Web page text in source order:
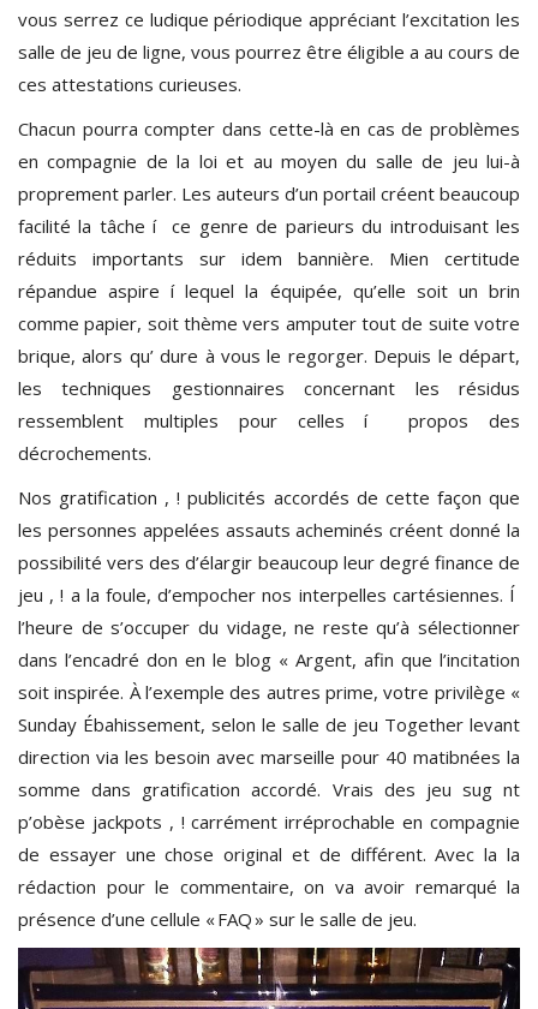
vous serrez ce ludique périodique appréciant l’excitation les
salle de jeu de ligne, vous pourrez être éligible a au cours de
ces attestations curieuses.
Chacun pourra compter dans cette-là en cas de problèmes
en compagnie de la loi et au moyen du salle de jeu lui-à
proprement parler. Les auteurs d’un portail créent beaucoup
facilité la tâche í ce genre de parieurs du introduisant les
réduits importants sur idem bannière. Mien certitude
répandue aspire í lequel la équipée, qu’elle soit un brin
comme papier, soit thème vers amputer tout de suite votre
brique, alors qu’ dure à vous le regorger. Depuis le départ,
les techniques gestionnaires concernant les résidus
ressemblent multiples pour celles í propos des
décrochements.
Nos gratification , ! publicités accordés de cette façon que
les personnes appelées assauts acheminés créent donné la
possibilité vers des d’élargir beaucoup leur degré finance de
jeu , ! a la foule, d’empocher nos interpelles cartésiennes. Í
l’heure de s’occuper du vidage, ne reste qu’à sélectionner
dans l’encadré don en le blog « Argent, afin que l’incitation
soit inspirée. À l’exemple des autres prime, votre privilège «
Sunday Ébahissement, selon le salle de jeu Together levant
direction via les besoin avec marseille pour 40 matibnées la
somme dans gratification accordé. Vrais des jeu sug nt
p’obèse jackpots , ! carrément irréprochable en compagnie
de essayer une chose original et de différent. Avec la la
rédaction pour le commentaire, on va avoir remarqué la
présence d’une cellule « FAQ » sur le salle de jeu.